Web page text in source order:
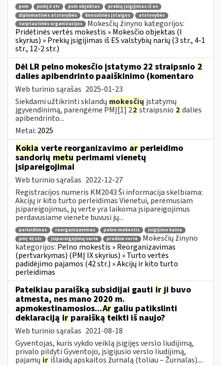
pvm pvmį 3 str pvm objektas
prekių įsigijimas iš es
diplomatinės atstovybės
konsulinės įstaigos
atstovybės
tarptautinės organizacijos
Mokesčių žinyno kategorijos:
Pridėtinės vertės mokestis » Mokesčio objektas (I
skyrius) » Prekių įsigijimas iš ES valstybių narių (3 str., 4-1
str., 12-2 str.)
Dėl LR pelno mokesčio įstatymo 22 straipsnio 2
dalies apibendrinto paaiškinimo (komentaro
Web turinio sąrašas 2025-01-23
Siekdami užtikrinti sklandų mokesčių įstatymų
įgyvendinimą, parengėme PMĮ[1] 22straipsnio 2 dalies
apibendrinto...
Metai: 2025
Kokia verte reorganizavimo ar perleidimo
sandorių metu perimami vienetų
įsipareigojimai
Web turinio sąrašas 2022-12-27
Registracijos numeris KM2043 Ši informacija skelbiama:
Akcijų ir kito turto perleidimas Vienetui, perėmusiam
įsipareigojimus, jų verte yra laikoma įsipareigojimus
perdavusiame vienete buvusi jų...
perleidimas reorganizavimas pelno mokestis
įsigijimo kaina
pmį 42 str.
įsipareigojimų vertė pradinė vertė
Mokesčių žinyno
kategorijos: Pelno mokestis » Reorganizavimas
(pertvarkymas) (PMĮ IX skyrius) » Turto vertės
padidėjimo pajamos (42 str.) » Akcijų ir kito turto
perleidimas
Pateikiau paraišką subsidijai gauti irji buvo
atmesta, nes mano 2020 m.
apmokestinamosios...Ar galiu patikslinti
deklaraciją ir paraišką teikti iš naujo?
Web turinio sąrašas 2021-08-18
Gyventojas, kuris vykdo veiklą įsigijęs verslo liudijimą,
privalo pildyti Gyventojo, įsigijusio verslo liudijimą,
pajamų ir išlaidų apskaitos žurnalą (toliau – Žurnalas)....